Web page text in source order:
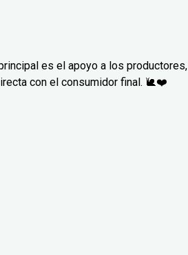
es el apoyo a los productores,
con el consumidor final. 🐌❤️